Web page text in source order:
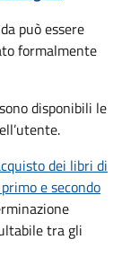
può essere
formalmente
disponibili le
dei libri di
e secondo
tra gli